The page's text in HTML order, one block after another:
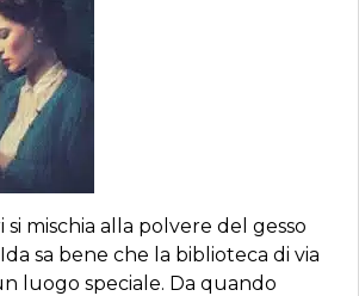
si mischia alla polvere del gesso
sa bene che la biblioteca di via
luogo speciale. Da quando